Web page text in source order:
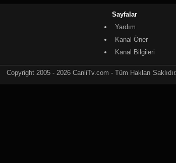
Sayfalar
Yardım
Kanal Öner
Kanal Bilgileri
Copyright 2005 - 2026 CanliTv.com - Tüm Hakları Saklıdır.